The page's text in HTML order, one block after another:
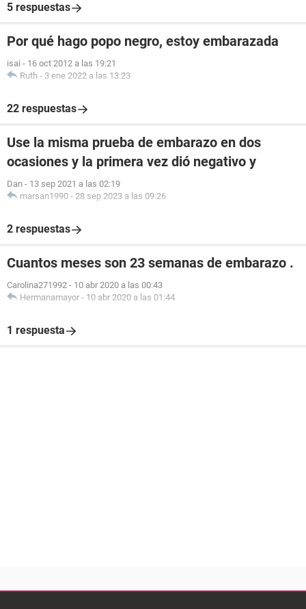
5 respuestas
Por qué hago popo negro, estoy embarazada
isai - 16 oct 2012 a las 19:21
Ruth - 3 ene 2022 a las 13:23
22 respuestas
Use la misma prueba de embarazo en dos
ocasiones y la primera vez dió negativo y
Dan - 13 sep 2021 a las 02:19
marsan1990 - 28 sep 2023 a las 09:26
2 respuestas
Cuantos meses son 23 semanas de embarazo .
Carolina271992 - 10 abr 2020 a las 00:43
Hermanamayor - 10 abr 2020 a las 01:44
1 respuesta